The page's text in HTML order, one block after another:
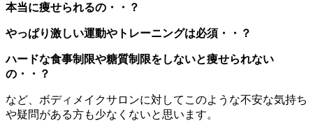
本当に痩せられるの・・？
やっぱり激しい運動やトレーニングは必須・・？
ハードな食事制限や糖質制限をしないと痩せられない
の・・？
など、ボディメイクサロンに対してこのような不安な気持ち
や疑問がある方も少なくないと思います。